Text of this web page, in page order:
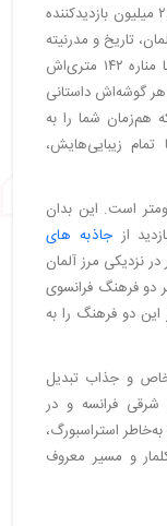
استراسبورگ، شهری که هر ساله میزبان بیش از ۲ میلیون بازدیدکننده
تاریخ و مدرنیته
را در دل خود جای‌داده است. از کلیسای جامع با مناره ۱۴۲ متری‌اش
هر گوشه‌اش داستانی
هم‌زمان شما را به
زیبایی‌هایش،
تا پاریس در حدود ۲۳۳ کیلومتر است. این بدان
از جاذبه های
نزدیکی مرز آلمان
دو فرهنگ فرانسوی
این دو فرهنگ را به
خاص و جذاب تبدیل
فرانسه و در
به‌خاطر استراسبورگ،
و مسیر معروف